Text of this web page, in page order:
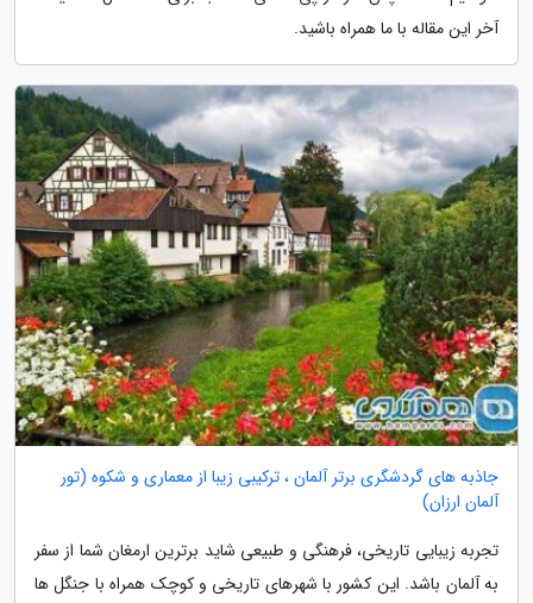
آخر این مقاله با ما همراه باشید.
جاذبه های گردشگری برتر آلمان ، ترکیبی زیبا از معماری و شکوه (تور
آلمان ارزان)
تجربه زیبایی تاریخی، فرهنگی و طبیعی شاید برترین ارمغان شما از سفر
به آلمان باشد. این کشور با شهرهای تاریخی و کوچک همراه با جنگل ها